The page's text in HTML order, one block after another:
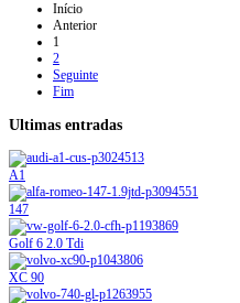
Início
Anterior
1
2
Seguinte
Fim
Ultimas entradas
A1
147
Golf 6 2.0 Tdi
XC 90